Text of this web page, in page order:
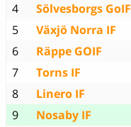
4
Sölvesborgs GoIF
5
Växjö Norra IF
6
Räppe GOIF
7
Torns IF
8
Linero IF
9
Nosaby IF